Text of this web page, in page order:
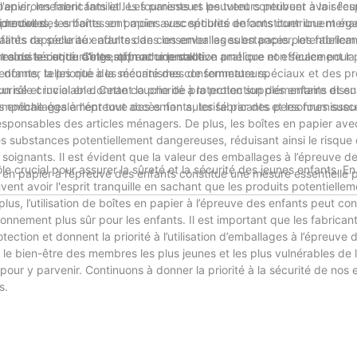
les fabricants et les fournisseurs peuvent contribuer à la
nocives.
familial. Les parents et les tuteurs peuvent avoir
des enfants sont moins susceptibles de constituer une
rappelle aux adultes de conserver les substances
ainsi le risque d'ingestion accidentelle.
les boîtes en papier avec sécurité enfants contribuent
de sécurité enfants dans les emballages en papier, les
de sécurité. Cette approche proactive améliore non seulement
la priorité à la sécurité des consommateurs.
et durables, offrant une solution pratique et efficace pour
telles que des mécanismes de fermeture spéciaux et des
et inviolable. Cette couche de protection supplémentaire
également tout accès non autorisé par des personnes
rôle crucial en donnant la priorité à la protection des enfants et
à l'épreuve des enfants, les fabricants et les
des articles ménagers. De plus, les boîtes en papier
potentiellement dangereuses, réduisant ainsi le risque
Il est évident que la valeur des emballages à l’épreuve
papier à l’épreuve des enfants constitue une mesure essentielle
crucial pour assurer la sûreté et la sécurité des jeunes enfants.
avoir l'esprit tranquille en sachant que les produits
l’utilisation de boîtes en papier à l’épreuve des enfants peut
plus sûr pour les enfants. Il est important que les
et donnent la priorité à l’utilisation d’emballages à l’épreuve
bien-être des membres les plus jeunes et les plus vulnérables de
y parvenir. Continuons à donner la priorité à la sécurité de nos